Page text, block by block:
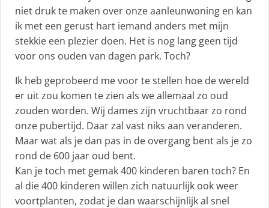
niet druk te maken over onze aanleunwoning en kan
ik met een gerust hart iemand anders met mijn
stekkie een plezier doen. Het is nog lang geen tijd
voor ons ouden van dagen park. Toch?
Ik heb geprobeerd me voor te stellen hoe de wereld
er uit zou komen te zien als we allemaal zo oud
zouden worden. Wij dames zijn vruchtbaar zo rond
onze pubertijd. Daar zal vast niks aan veranderen.
Maar wat als je dan pas in de overgang bent als je zo
rond de 600 jaar oud bent.
Kan je toch met gemak 400 kinderen baren toch? En
al die 400 kinderen willen zich natuurlijk ook weer
voortplanten, zodat je dan waarschijnlijk al snel